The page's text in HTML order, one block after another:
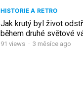
HISTORIE A RETRO
Jak krutý byl život
během druhé světové
91 views · 3 měsíce ago